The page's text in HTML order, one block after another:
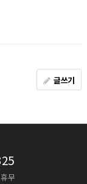
글쓰기
무